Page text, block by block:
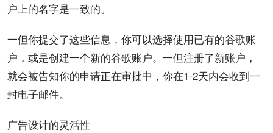
户上的名字是一致的。
一但你提交了这些信息，你可以选择使用已有的谷歌账
户，或是创建一个新的谷歌账户。一但注册了新账户 ，
就会被告知你的申请正在审批中，你在1-2天内会收到一
封电子邮件。
广告设计的灵活性